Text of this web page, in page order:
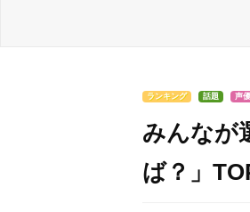
ランキング 話題 声優
みんなが
ば？」